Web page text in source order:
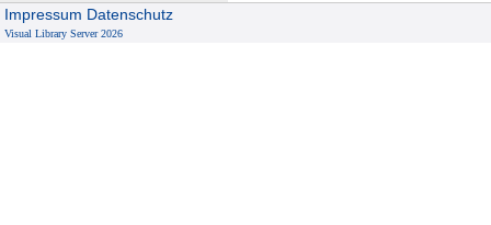
Impressum Datenschutz
Visual Library Server 2026